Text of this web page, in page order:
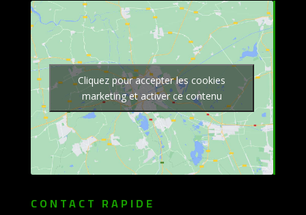
Cliquez pour accepter les cookies
marketing et activer ce contenu
CONTACT RAPIDE